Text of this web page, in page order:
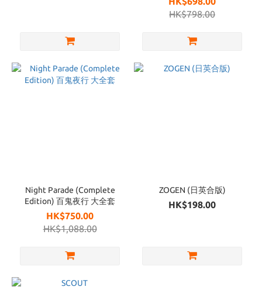
HK$798.00
Night Parade (Complete
Edition) 百鬼夜行 大全套
HK$750.00
HK$1,088.00
ZOGEN (日英合版)
HK$198.00